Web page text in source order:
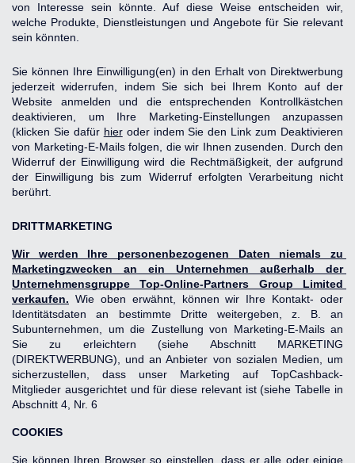
von Interesse sein könnte. Auf diese Weise entscheiden wir,
welche Produkte, Dienstleistungen und Angebote für Sie relevant
sein könnten.
Sie können Ihre Einwilligung(en) in den Erhalt von Direktwerbung
jederzeit widerrufen, indem Sie sich bei Ihrem Konto auf der
Website anmelden und die entsprechenden Kontrollkästchen
deaktivieren, um Ihre Marketing-Einstellungen anzupassen
(klicken Sie dafür hier oder indem Sie den Link zum Deaktivieren
von Marketing-E-Mails folgen, die wir Ihnen zusenden. Durch den
Widerruf der Einwilligung wird die Rechtmäßigkeit, der aufgrund
der Einwilligung bis zum Widerruf erfolgten Verarbeitung nicht
berührt.
DRITTMARKETING
Wir werden Ihre personenbezogenen Daten niemals zu
Marketingzwecken an ein Unternehmen außerhalb der
Unternehmensgruppe Top-Online-Partners Group Limited
verkaufen. Wie oben erwähnt, können wir Ihre Kontakt- oder
Identitätsdaten an bestimmte Dritte weitergeben, z. B. an
Subunternehmen, um die Zustellung von Marketing-E-Mails an
Sie zu erleichtern (siehe Abschnitt MARKETING
(DIREKTWERBUNG), und an Anbieter von sozialen Medien, um
sicherzustellen, dass unser Marketing auf TopCashback-
Mitglieder ausgerichtet und für diese relevant ist (siehe Tabelle in
Abschnitt 4, Nr. 6
COOKIES
Sie können Ihren Browser so einstellen, dass er alle oder einige